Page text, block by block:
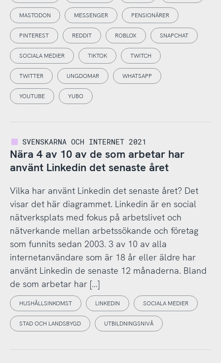
MASTODON MESSENGER PENSIONÄRER
PINTEREST REDDIT ROBLOX SNAPCHAT
SOCIALA MEDIER TIKTOK TWITCH
TWITTER UNGDOMAR WHATSAPP
YOUTUBE YUBO
SVENSKARNA OCH INTERNET 2021
Nära 4 av 10 av de som arbetar har
använt Linkedin det senaste året
Vilka har använt Linkedin det senaste året? Det
visar det här diagrammet. Linkedin är en social
nätverksplats med fokus på arbetslivet och
nätverkande mellan arbetssökande och företag
som funnits sedan 2003. 3 av 10 av alla
internetanvändare som är 18 år eller äldre har
använt Linkedin de senaste 12 månaderna. Bland
de som arbetar har […]
HUSHÅLLSINKOMST LINKEDIN SOCIALA MEDIER
STAD OCH LANDSBYGD UTBILDNINGSNIVÅ